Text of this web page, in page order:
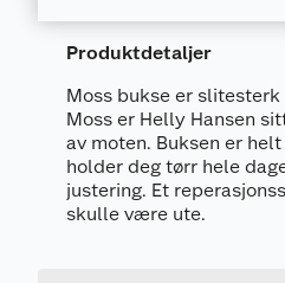
Produktdetaljer
Moss bukse er
Moss er Helly Hansen
av moten. Buksen er
holder deg tørr hele
justering. Et
skulle være ute.
Generelt